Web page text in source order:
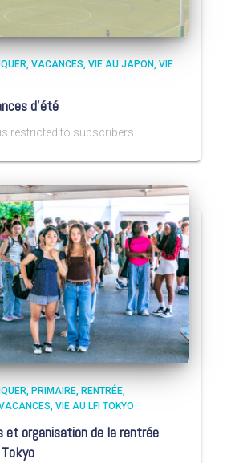
VACANCES VIE AU JAPON VIE
d’été
restricted to subscribers
PRIMAIRE RENTRÉE
VIE AU LFI TOKYO
et organisation de la rentrée